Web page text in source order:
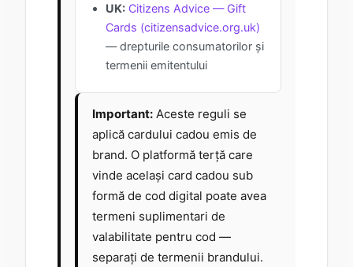
UK: Citizens Advice — Gift
Cards (citizensadvice.org.uk)
— drepturile consumatorilor și
termenii emitentului
Important: Aceste reguli se
aplică cardului cadou emis de
brand. O platformă terță care
vinde același card cadou sub
formă de cod digital poate avea
termeni suplimentari de
valabilitate pentru cod —
separați de termenii brandului.